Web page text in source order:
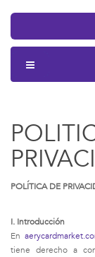
POLÍTICA DE
I. Introducción
En
tiene derecho a